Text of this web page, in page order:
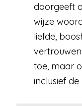
doorgeeft
wijze
liefde,
toe, maar
inclusief de